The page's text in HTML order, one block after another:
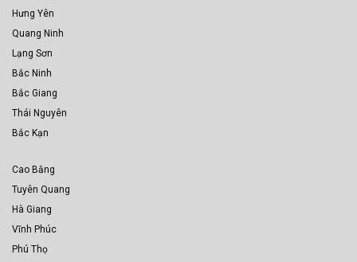
Hưng Yên
Quang Ninh
Lạng Sơn
Bắc Ninh
Bắc Giang
Thái Nguyên
Bắc Kạn
Cao Bằng
Tuyên Quang
Hà Giang
Vĩnh Phúc
Phú Thọ